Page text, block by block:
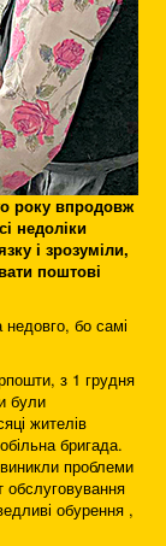
року впродовж
недоліки
і зрозуміли,
поштові
недовго, бо самі
з 1 грудня
були
жителів
бригада.
проблеми
обурення ,